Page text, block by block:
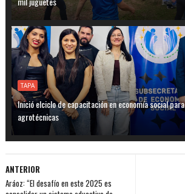
TAPA
Inició elciclo de capacitación en economía social
agrotécnicas
ANTERIOR
Aráoz: “El desafío en este 2025 es